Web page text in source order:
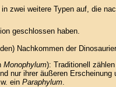
zwei weitere Typen auf, die
geschlossen haben.
Nachkommen der
Monophylum): Traditionell
nur ihrer äußeren Erscheinung
ein Paraphylum